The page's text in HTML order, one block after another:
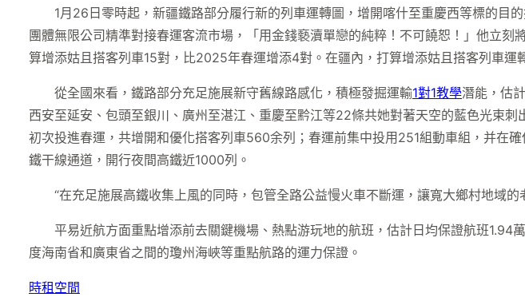
1月26日零時起，新疆鐵路部分履行新的列車運轉圖，增開喀什至重慶西等標的
團體無限公司精準對接春運客流市場，「用金錢褻瀆單戀的純粹！不可饒恕！」他立
算增添姑且搭客列車15對，比2025年春運增添4對。在疆內，打算增添姑且搭客列車運
從全國來看，鐵路部分充足施展新守舊線路感化，積極發掘運輸1對1教學潛能，估
西安至延安、包頭至銀川、廣州至湛江、重慶至黔江等22條共她對著天空的藍色光束
初次投進春運，共增開和優化搭客列車560余列；春運前集中投用251組動車組，并在
鐵干線通道，開行夜間高鐵近1000列。
“在充足施展高鐵收集上風的同時，包管全路公益慢火車不斷運，讓寬大鄉村地域的
平易近航方面重點增添前去關鍵機場、熱點游玩地的航班，估計日均保證航班
度海南省和廣東省之間的瓊州海峽等重點航路的運力保證。
時租空間